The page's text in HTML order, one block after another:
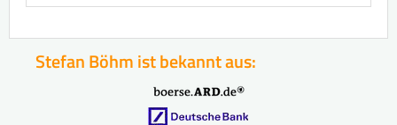
Stefan Böhm ist bekannt aus: